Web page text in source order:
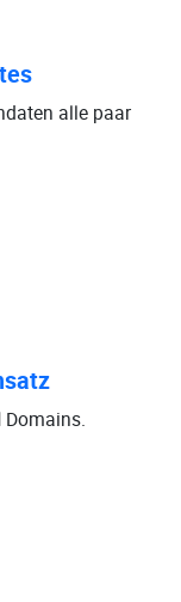
alle paar
Domains.